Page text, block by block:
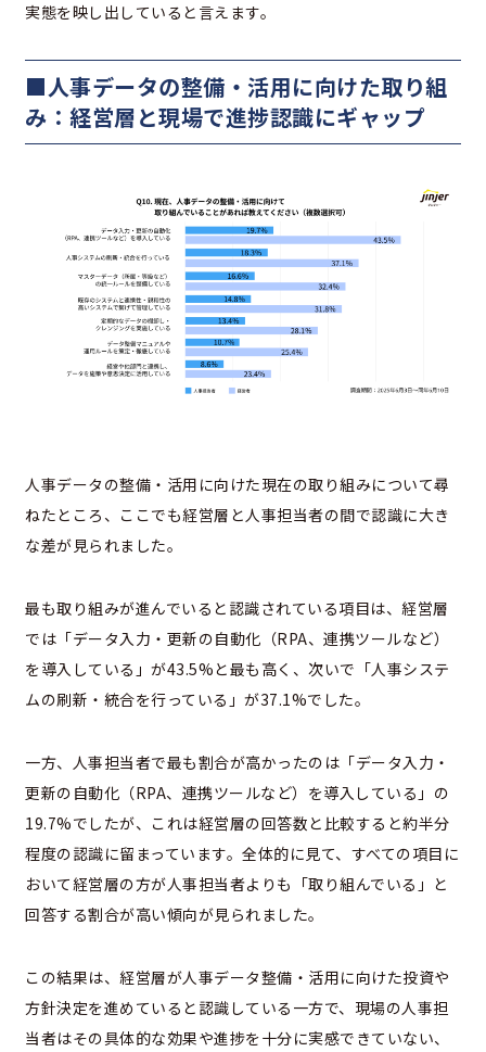
実態を映し出していると言えます。
■人事データの整備・活用に向けた取り組
み：経営層と現場で進捗認識にギャップ
人事データの整備・活用に向けた現在の取り組みについて尋
ねたところ、ここでも経営層と人事担当者の間で認識に大き
な差が見られました。
最も取り組みが進んでいると認識されている項目は、経営層
では「データ入力・更新の自動化（RPA、連携ツールなど）
を導入している」が43.5%と最も高く、次いで「人事システ
ムの刷新・統合を行っている」が37.1%でした。
一方、人事担当者で最も割合が高かったのは「データ入力・
更新の自動化（RPA、連携ツールなど）を導入している」の
19.7%でしたが、これは経営層の回答数と比較すると約半分
程度の認識に留まっています。全体的に見て、すべての項目に
おいて経営層の方が人事担当者よりも「取り組んでいる」と
回答する割合が高い傾向が見られました。
この結果は、経営層が人事データ整備・活用に向けた投資や
方針決定を進めていると認識している一方で、現場の人事担
当者はその具体的な効果や進捗を十分に実感できていない、